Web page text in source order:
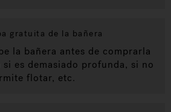
gratuita de la bañera
la bañera antes de comprarla
si es demasiado profunda, si no
flotar, etc.